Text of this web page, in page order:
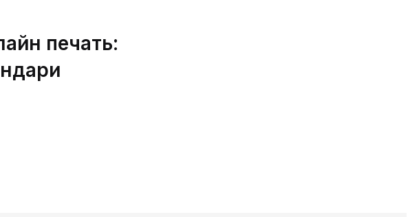
МАКЕТОВ
печать: